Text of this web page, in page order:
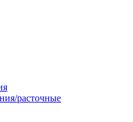
расточные